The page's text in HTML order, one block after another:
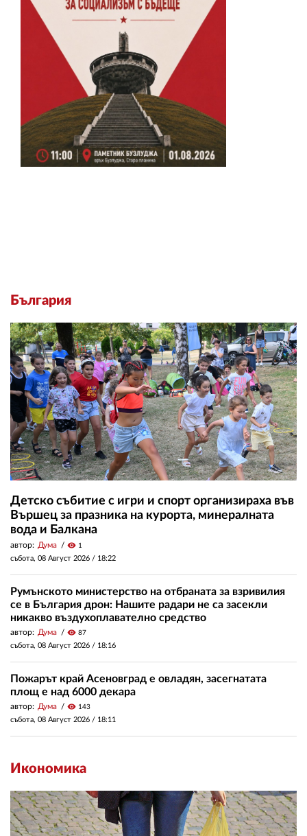
България
Детско събитие с игри и спорт организираха във
Вършец за празника на курорта, минералната
вода и Балкана
автор: Дума visibility 1
събота, 08 Август 2026 / 18:22
Румънското министерство на отбраната за взривилия
се в България дрон: Нашите радари не са засекли
никакво въздухоплавателно средство
автор: Дума visibility 87
събота, 08 Август 2026 / 18:16
Пожарът край Асеновград е овладян, засегнатата
площ е над 6000 декара
автор: Дума visibility 143
събота, 08 Август 2026 / 18:11
Икономика